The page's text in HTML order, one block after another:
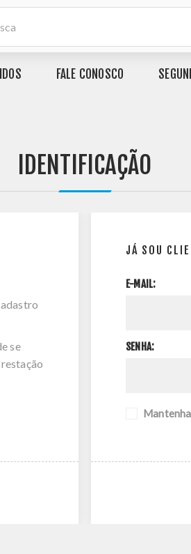
FALE CONOSCO
IDENTIFICAÇÃO
se
JÁ SOU
E-MAIL:
SENHA: